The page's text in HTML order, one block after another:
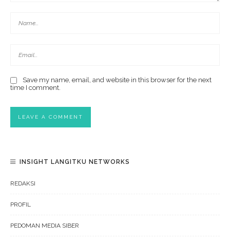
Save my name, email, and website in this browser for the next
time I comment.
INSIGHT LANGITKU NETWORKS
REDAKSI
PROFIL
PEDOMAN MEDIA SIBER